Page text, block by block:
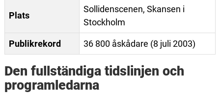
Plats
Sollidenscenen, Skansen i
Stockholm
Publikrekord 36 800 åskådare (8 juli 2003)
Den fullständiga tidslinjen och
programledarna